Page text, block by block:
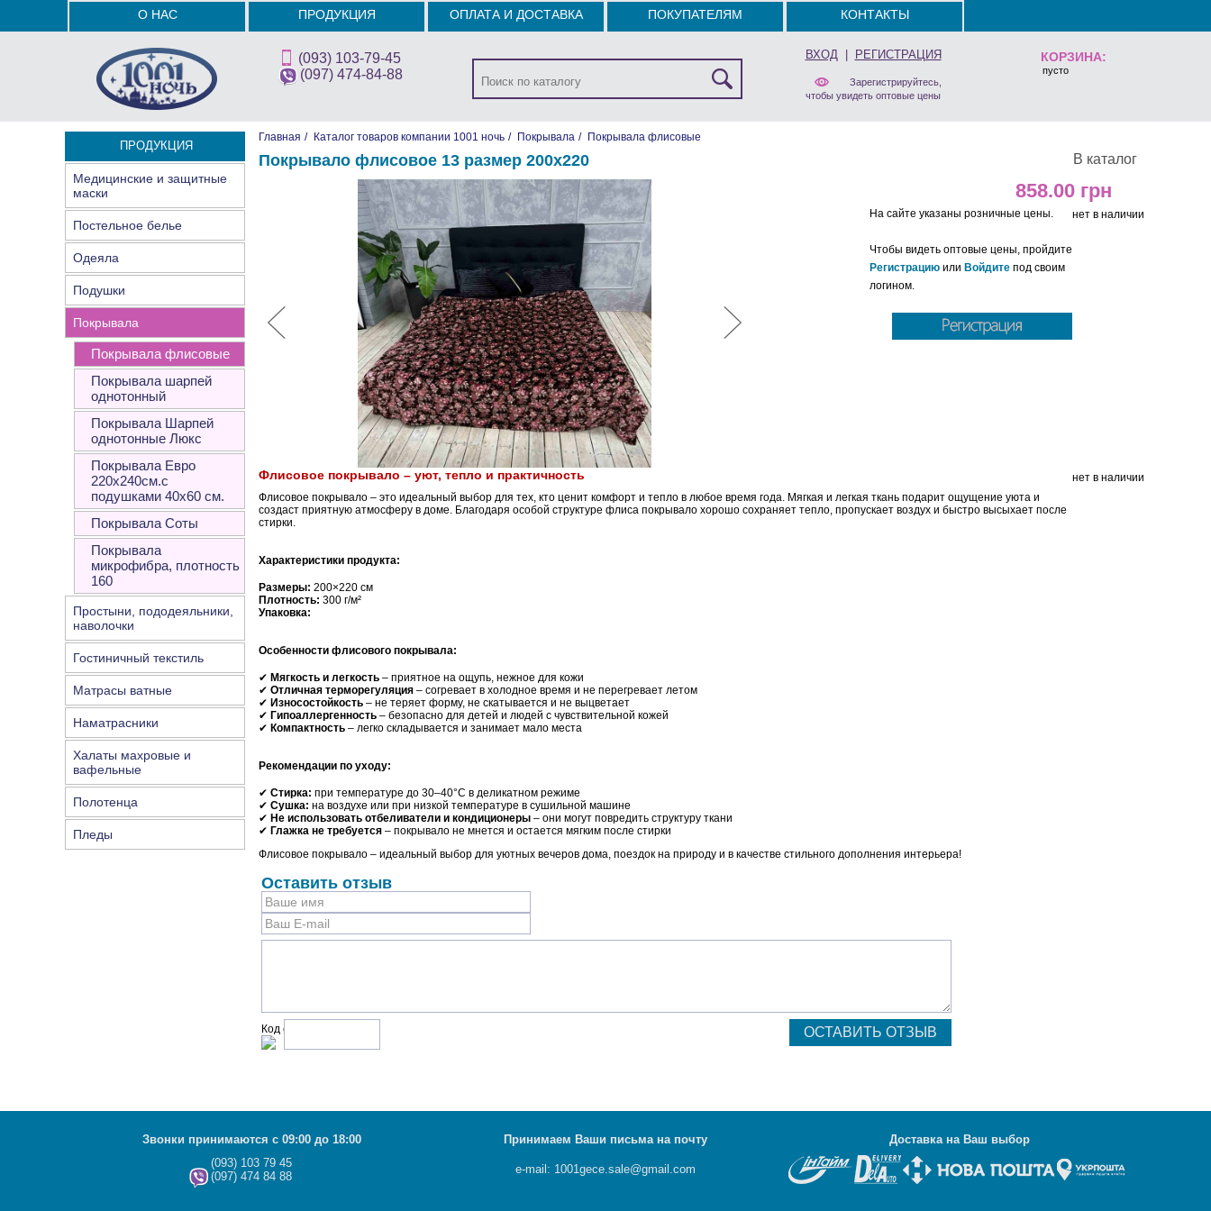
КОРЗИНА:
пусто
О НАС ПРОДУКЦИЯ ОПЛАТА И ДОСТАВКА ПОКУПАТЕЛЯМ КОНТАКТЫ
(093) 103-79-45
(097) 474-84-88
ВХОД| РЕГИСТРАЦИЯ
Зарегистрируйтесь,
чтобы увидеть оптовые цены
ПРОДУКЦИЯ
Медицинские и защитные
маски
Постельное белье
Одеяла
Подушки
Покрывала
Покрывала флисовые
Покрывала шарпей
однотонный
Покрывала Шарпей
однотонные Люкс
Покрывала Евро
220х240см.с
подушками 40х60 см.
Покрывала Соты
Покрывала
микрофибра, плотность
160
Простыни, пододеяльники,
наволочки
Гостиничный текстиль
Матрасы ватные
Наматрасники
Халаты махровые и
вафельные
Полотенца
Пледы
Главная / Каталог товаров компании 1001 ночь / Покрывала / Покрывала флисовые
В каталог
Покрывало флисовое 13 размер 200х220
858.00
нет в наличии
На сайте указаны розничные цены.
Чтобы видеть оптовые цены, пройдите
Регистрацию или Войдите под своим
логином.
нет в наличии
Флисовое покрывало – уют, тепло и практичность
Флисовое покрывало – это идеальный выбор для тех, кто ценит комфорт и тепло в любое время года. Мягкая и легкая ткань подарит ощущение уюта и
создаст приятную атмосферу в доме. Благодаря особой структуре флиса покрывало хорошо сохраняет тепло, пропускает воздух и быстро высыхает после
стирки.
Характеристики продукта:
Размеры: 200×220 см
Плотность: 300 г/м²
Упаковка:
Особенности флисового покрывала:
✔ Мягкость и легкость – приятное на ощупь, нежное для кожи
✔ Отличная терморегуляция – согревает в холодное время и не перегревает летом
✔ Износостойкость – не теряет форму, не скатывается и не выцветает
✔ Гипоаллергенность – безопасно для детей и людей с чувствительной кожей
✔ Компактность – легко складывается и занимает мало места
Рекомендации по уходу:
✔ Стирка: при температуре до 30–40°C в деликатном режиме
✔ Сушка: на воздухе или при низкой температуре в сушильной машине
✔ Не использовать отбеливатели и кондиционеры – они могут повредить структуру ткани
✔ Глажка не требуется – покрывало не мнется и остается мягким после стирки
Флисовое покрывало – идеальный выбор для уютных вечеров дома, поездок на природу и в качестве стильного дополнения интерьера!
Оставить отзыв
Код с рисунка:
Звонки принимаются с 09:00 до 18:00 Принимаем Ваши письма на почту Доставка на Ваш выбор
(093) 103 79 45
(097) 474 84 88
e-mail: 1001gece.sale@gmail.com